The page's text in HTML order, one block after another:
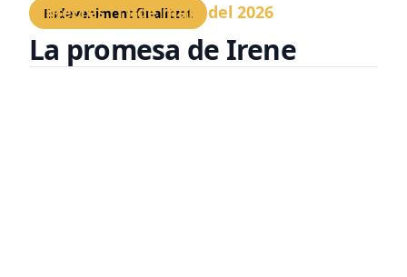
Esdeveniment finalitzat
Dimecres, 11 de març del 2026
La promesa de Irene